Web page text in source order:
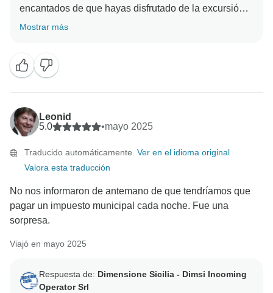
encantados de que hayas disfrutado de la excursión
por Sicilia con nosotros, ¡y esperamos volver a
Mostrar más
Leonid
5.0
•mayo 2025
Traducido automáticamente. Ver en el idioma original
Valora esta traducción
No nos informaron de antemano de que tendríamos que
pagar un impuesto municipal cada noche. Fue una
sorpresa.
Viajó en mayo 2025
Respuesta de: Dimensione Sicilia - Dimsi Incoming
Operator Srl